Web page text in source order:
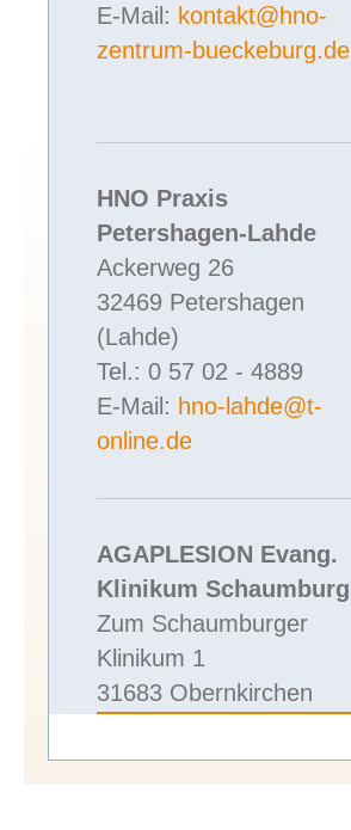
E-Mail: kontakt@hno-
zentrum-bueckeburg.de
HNO Praxis
Petershagen-Lahde
Ackerweg 26
32469 Petershagen
(Lahde)
Tel.: 0 57 02 - 4889
E-Mail: hno-lahde@t-
online.de
AGAPLESION Evang.
Klinikum Schaumburg
Zum Schaumburger
Klinikum 1
31683 Obernkirchen